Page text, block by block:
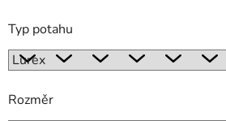
Typ potahu
Rozměr